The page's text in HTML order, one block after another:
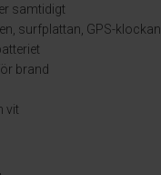
samtidigt
surfplattan, GPS-klockan
brand
vit